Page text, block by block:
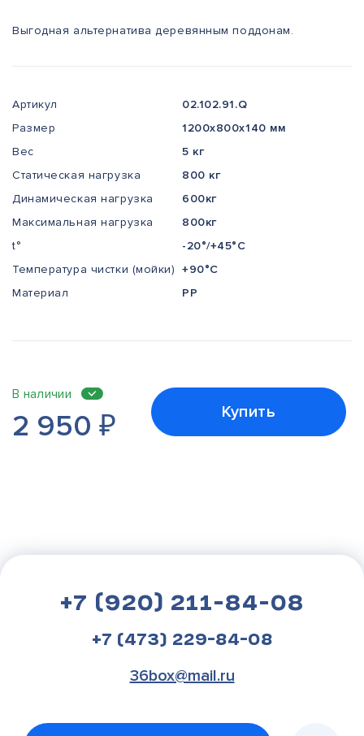
Выгодная альтернатива деревянным поддонам.
Артикул
02.102.91.Q
Размер
1200x800x140 мм
Вес
5 кг
Статическая нагрузка
800 кг
Динамическая нагрузка
600кг
Максимальная нагрузка
800кг
t°
-20°/+45°С
Температура чистки (мойки) +90°С
Материал
PP
В наличии
2 950₽ Купить
+7 (920) 211-84-08
+7 (473) 229-84-08
36box@mail.ru